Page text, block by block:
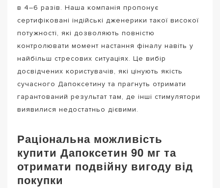
в 4–6 разів. Наша компанія пропонує
сертифіковані індійські дженерики такої високої
потужності, які дозволяють повністю
контролювати момент настання фіналу навіть у
найбільш стресових ситуаціях. Це вибір
досвідчених користувачів, які цінують якість
сучасного Дапоксетину та прагнуть отримати
гарантований результат там, де інші стимулятори
виявилися недостатньо дієвими.
Раціональна можливість
купити Дапоксетин 90 мг та
отримати подвійну вигоду від
покупки